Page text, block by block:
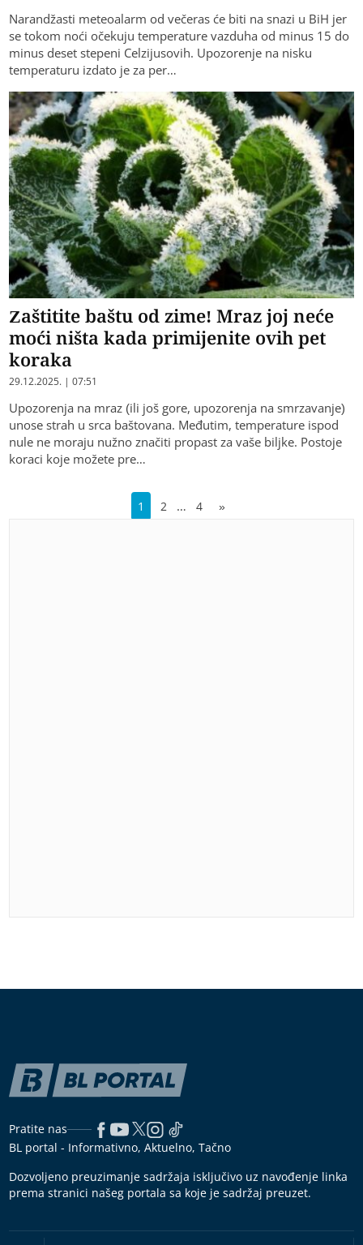
Narandžasti meteoalarm od večeras će biti na snazi u BiH jer
se tokom noći očekuju temperature vazduha od minus 15 do
minus deset stepeni Celzijusovih. Upozorenje na nisku
temperaturu izdato je za per…
Zaštitite baštu od zime! Mraz joj neće
moći ništa kada primijenite ovih pet
koraka
29.12.2025. | 07:51
Upozorenja na mraz (ili još gore, upozorenja na smrzavanje)
unose strah u srca baštovana. Međutim, temperature ispod
nule ne moraju nužno značiti propast za vaše biljke. Postoje
koraci koje možete pre…
1 2 … 4 »
Pratite nas
BL portal - Informativno, Aktuelno, Tačno
Dozvoljeno preuzimanje sadržaja isključivo uz navođenje linka
prema stranici našeg portala sa koje je sadržaj preuzet.